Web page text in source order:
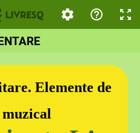
Elemente de